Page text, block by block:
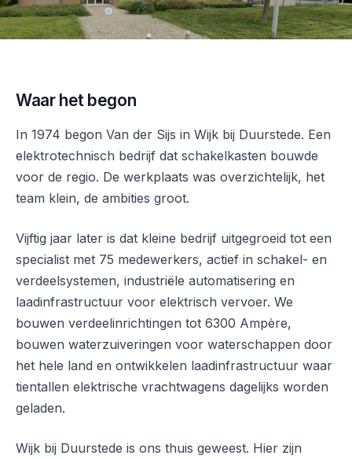
Waar het begon
In 1974 begon Van der Sijs in Wijk bij Duurstede. Een
elektrotechnisch bedrijf dat schakelkasten bouwde
voor de regio. De werkplaats was overzichtelijk, het
team klein, de ambities groot.
Vijftig jaar later is dat kleine bedrijf uitgegroeid tot een
specialist met 75 medewerkers, actief in schakel- en
verdeelsystemen, industriële automatisering en
laadinfrastructuur voor elektrisch vervoer. We
bouwen verdeelinrichtingen tot 6300 Ampère,
bouwen waterzuiveringen voor waterschappen door
het hele land en ontwikkelen laadinfrastructuur waar
tientallen elektrische vrachtwagens dagelijks worden
geladen.
Wijk bij Duurstede is ons thuis geweest. Hier zijn